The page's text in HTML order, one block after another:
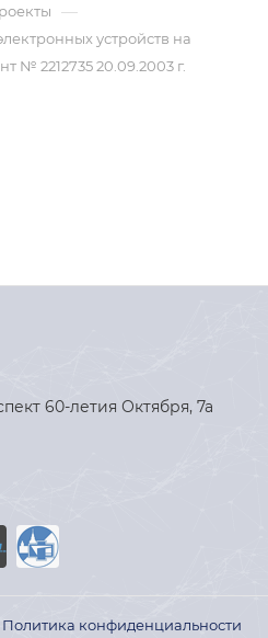
—
устройств на
№ 2212735 20.09.2003 г.
60-летия Октября, 7а
Политика конфиденциальности